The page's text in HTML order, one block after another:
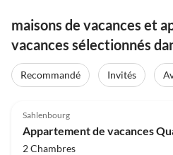
maisons de vacances et
vacances sélectionnés
Recommandé Invités
Sahlenbourg
2 Chambres